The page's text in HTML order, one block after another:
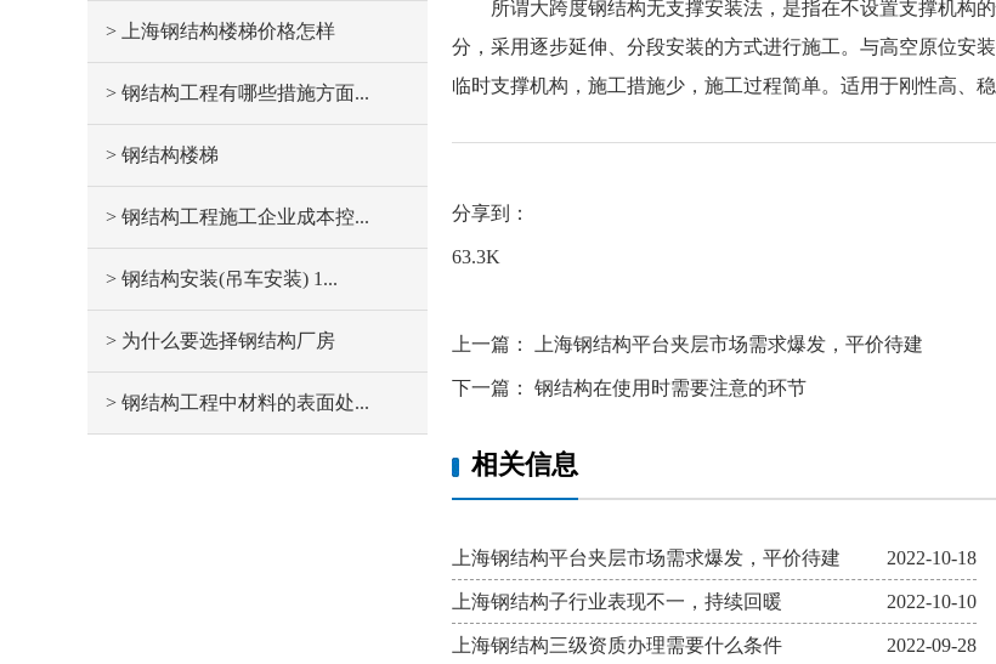
> 上海钢结构楼梯价格怎样
> 钢结构工程有哪些措施方面...
> 钢结构楼梯
> 钢结构工程施工企业成本控...
> 钢结构安装(吊车安装) 1...
> 为什么要选择钢结构厂房
> 钢结构工程中材料的表面处...
所谓大跨度钢结构无支撑安装法，是指在不设置支撑机构
分，采用逐步延伸、分段安装的方式进行施工。与高空原位安
临时支撑机构，施工措施少，施工过程简单。适用于刚性高、
分享到：
63.3K
上一篇： 上海钢结构平台夹层市场需求爆发，平价待建
下一篇： 钢结构在使用时需要注意的环节
相关信息
2022-10-18
上海钢结构平台夹层市场需求爆发，平价待建
2022-10-10
上海钢结构子行业表现不一，持续回暖
2022-09-28
上海钢结构三级资质办理需要什么条件